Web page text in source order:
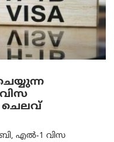
വിസ
ചെലവ്
എൽ-1 വിസ